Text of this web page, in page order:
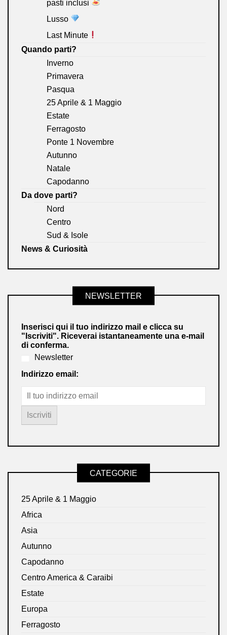
pasti inclusi
Lusso
Last Minute
Quando parti?
Inverno
Primavera
Pasqua
25 Aprile & 1 Maggio
Estate
Ferragosto
Ponte 1 Novembre
Autunno
Natale
Capodanno
Da dove parti?
Nord
Centro
Sud & Isole
News & Curiosità
NEWSLETTER
Inserisci qui il tuo indirizzo mail e clicca su
"Iscriviti". Riceverai istantaneamente una e-mail
di conferma.
Newsletter
Indirizzo email:
CATEGORIE
25 Aprile & 1 Maggio
Africa
Asia
Autunno
Capodanno
Centro America & Caraibi
Estate
Europa
Ferragosto